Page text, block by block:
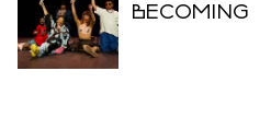
BECOMING